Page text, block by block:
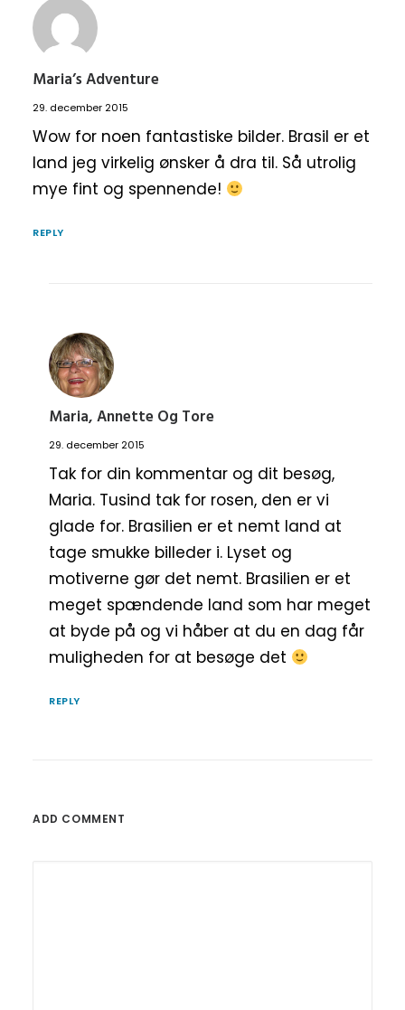
Maria’s Adventure
29. december 2015
Wow for noen fantastiske bilder. Brasil er et
land jeg virkelig ønsker å dra til. Så utrolig
mye fint og spennende!
REPLY
Maria, Annette Og Tore
29. december 2015
Tak for din kommentar og dit besøg,
Maria. Tusind tak for rosen, den er vi
glade for. Brasilien er et nemt land at
tage smukke billeder i. Lyset og
motiverne gør det nemt. Brasilien er et
meget spændende land som har meget
at byde på og vi håber at du en dag får
muligheden for at besøge det
REPLY
ADD COMMENT